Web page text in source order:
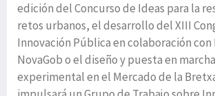
edición del Concurso de Ideas para la
retos urbanos, el desarrollo del XIII
Innovación Pública en colaboración con
NovaGob o el diseño y puesta en
experimental en el Mercado de la